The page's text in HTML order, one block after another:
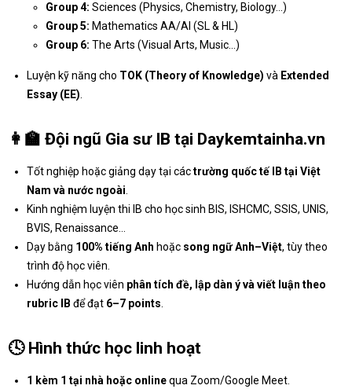
Group 4: Sciences (Physics, Chemistry, Biology…)
Group 5: Mathematics AA/AI (SL & HL)
Group 6: The Arts (Visual Arts, Music…)
Luyện kỹ năng cho TOK (Theory of Knowledge) và Extended
Essay (EE).
👩‍🏫 Đội ngũ Gia sư IB tại Daykemtainha.vn
Tốt nghiệp hoặc giảng dạy tại cáctrường quốc tế IB tại Việt
Nam và nước ngoài
Kinh nghiệm luyện thi IB cho học sinh BIS, ISHCMC, SSIS, UNIS,
BVIS, Renaissance…
Dạy bằng 100% tiếng Anh hoặc song ngữ Anh–Việt, tùy theo
trình độ học viên.
Hướng dẫn học viên phân tích đề, lập dàn ý và viết luận theo
rubric IB để đạt 6–7 points
🕓 Hình thức học linh hoạt
1 kèm 1 tại nhà hoặc onlinequa Zoom/Google Meet.